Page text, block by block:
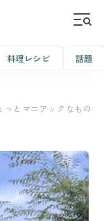
料理レシピ 話題
とマニアックなもの